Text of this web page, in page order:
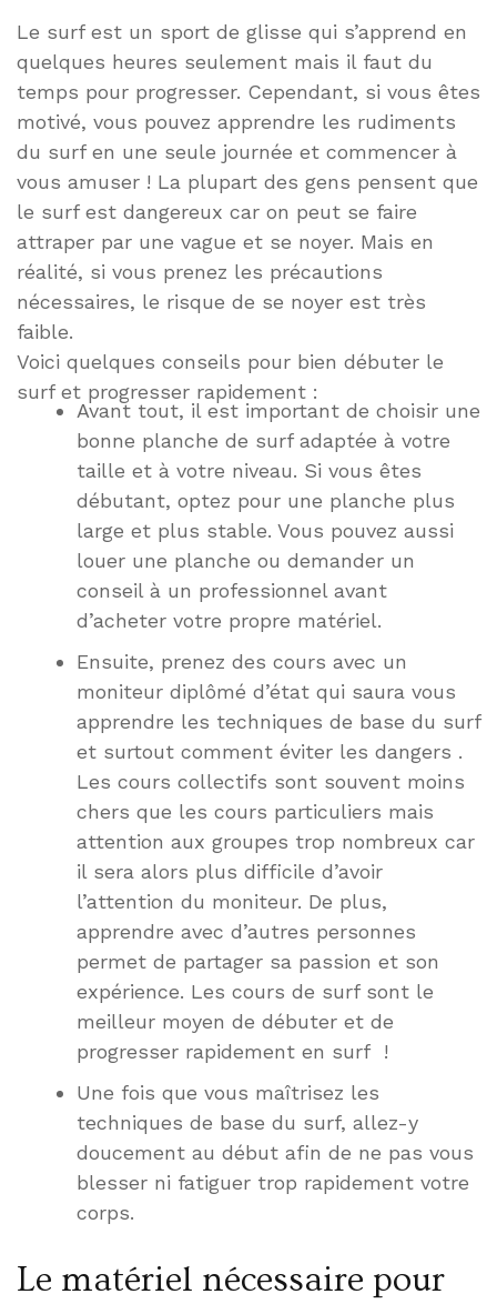
Le surf est un sport de glisse qui s’apprend en
quelques heures seulement mais il faut du
temps pour progresser. Cependant, si vous êtes
motivé, vous pouvez apprendre les rudiments
du surf en une seule journée et commencer à
vous amuser ! La plupart des gens pensent que
le surf est dangereux car on peut se faire
attraper par une vague et se noyer. Mais en
réalité, si vous prenez les précautions
nécessaires, le risque de se noyer est très
faible.
Voici quelques conseils pour bien débuter le
surf et progresser rapidement :
Avant tout, il est important de choisir une
bonne planche de surf adaptée à votre
taille et à votre niveau. Si vous êtes
débutant, optez pour une planche plus
large et plus stable. Vous pouvez aussi
louer une planche ou demander un
conseil à un professionnel avant
d’acheter votre propre matériel.
Ensuite, prenez des cours avec un
moniteur diplômé d’état qui saura vous
apprendre les techniques de base du surf
et surtout comment éviter les dangers .
Les cours collectifs sont souvent moins
chers que les cours particuliers mais
attention aux groupes trop nombreux car
il sera alors plus difficile d’avoir
l’attention du moniteur. De plus,
apprendre avec d’autres personnes
permet de partager sa passion et son
expérience. Les cours de surf sont le
meilleur moyen de débuter et de
progresser rapidement en surf !
Une fois que vous maîtrisez les
techniques de base du surf, allez-y
doucement au début afin de ne pas vous
blesser ni fatiguer trop rapidement votre
corps.
Le matériel nécessaire pour